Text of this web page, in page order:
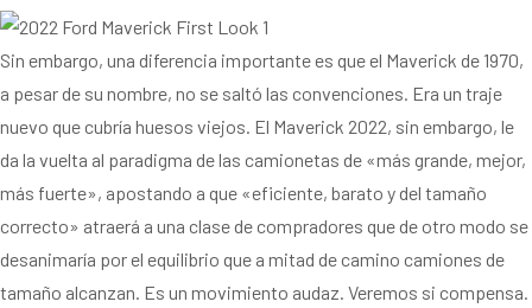
Sin embargo, una diferencia importante es que el Maverick de 1970,
a pesar de su nombre, no se saltó las convenciones. Era un traje
nuevo que cubría huesos viejos. El Maverick 2022, sin embargo, le
da la vuelta al paradigma de las camionetas de «más grande, mejor,
más fuerte», apostando a que «eficiente, barato y del tamaño
correcto» atraerá a una clase de compradores que de otro modo se
desanimaría por el equilibrio que a mitad de camino camiones de
tamaño alcanzan. Es un movimiento audaz. Veremos si compensa.